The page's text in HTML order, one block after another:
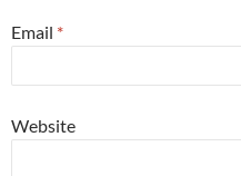
Email *
Website